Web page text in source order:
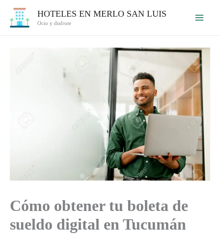
HOTELES EN MERLO SAN LUIS
Ocio y disfrute
Cómo obtener tu boleta de
sueldo digital en Tucumán